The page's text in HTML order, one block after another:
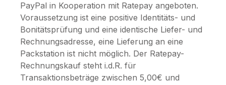
PayPal in Kooperation mit Ratepay angeboten.
Voraussetzung ist eine positive Identitäts- und
Bonitätsprüfung und eine identische Liefer- und
Rechnungsadresse, eine Lieferung an eine
Packstation ist nicht möglich. Der Ratepay-
Rechnungskauf steht i.d.R. für
Transaktionsbeträge zwischen 5,00€ und